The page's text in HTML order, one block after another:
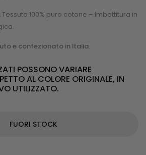
Tessuto 100% puro cotone – Imbottitura in
e confezionato in Italia.
POSSONO VARIARE
AL COLORE ORIGINALE, IN
UTILIZZATO.
FUORI STOCK